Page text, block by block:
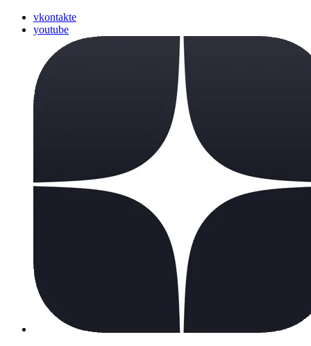
vkontakte
youtube